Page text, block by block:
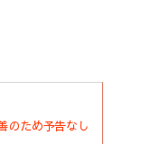
のため予告なし